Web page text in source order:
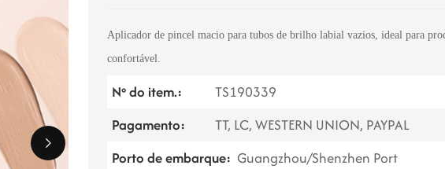
Aplicador de pincel macio para tubos de brilho labial vazios, ideal para
confortável.
Nº do item.:
TS190339
Pagamento:
TT, LC, WESTERN UNION, PAYPAL
Porto de embarque: Guangzhou/Shenzhen Port